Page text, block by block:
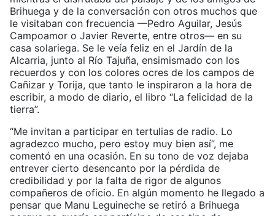
Brihuega y de la conversación con otros muchos que
le visitaban con frecuencia —Pedro Aguilar, Jesús
Campoamor o Javier Reverte, entre otros— en su
casa solariega. Se le veía feliz en el Jardín de la
Alcarria, junto al Río Tajuña, ensimismado con los
recuerdos y con los colores ocres de los campos de
Cañizar y Torija, que tanto le inspiraron a la hora de
escribir, a modo de diario, el libro “La felicidad de la
tierra”.
“Me invitan a participar en tertulias de radio. Lo
agradezco mucho, pero estoy muy bien así”, me
comentó en una ocasión. En su tono de voz dejaba
entrever cierto desencanto por la pérdida de
credibilidad y por la falta de rigor de algunos
compañeros de oficio. En algún momento he llegado a
pensar que Manu Leguineche se retiró a Brihuega